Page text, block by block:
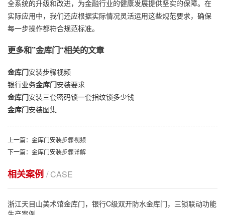
全系统的升级和改进，为金融行业的健康发展提供坚实的保障。在
实际应用中，我们还应根据实际情况灵活运用这些规范要求，确保
每一步操作都符合规范标准。
更多和”金库门“相关的文章
金库门安装步骤视频
银行业务金库门安装要求
金库门安装三套密码锁一套指纹锁多少钱
金库门安装图集
上一篇：金库门安装步骤视频
下一篇：金库门安装步骤详解
相关案例 / CASE
浙江天目山美术馆金库门，银行C级双开防水金库门，三锁联动功能